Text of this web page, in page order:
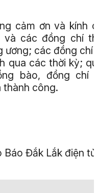
cảm ơn và kính
các đồng chí
các đồng chí
qua các thời kỳ;
bào, đồng chí
thành công.
Báo Đắk Lắk điện